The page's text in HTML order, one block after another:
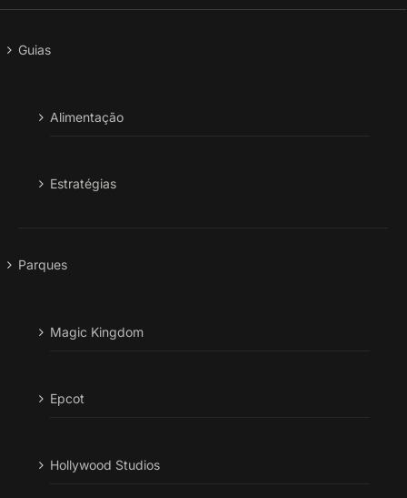
Guias
Alimentação
Estratégias
Parques
Magic Kingdom
Epcot
Hollywood Studios